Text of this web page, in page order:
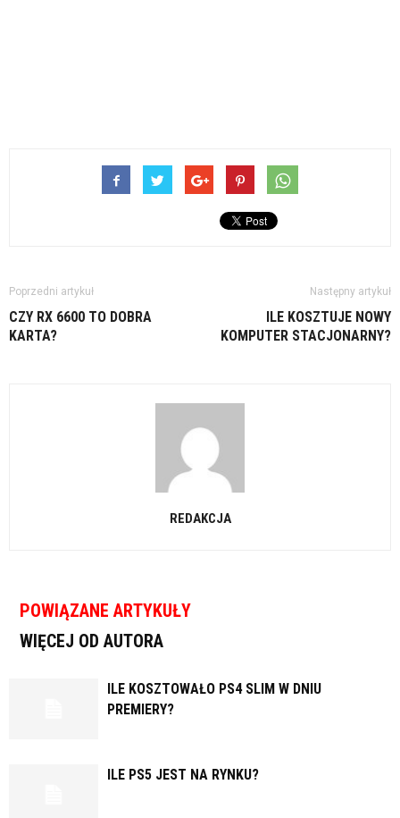
Poprzedni artykuł
CZY RX 6600 TO DOBRA
KARTA?
Następny artykuł
ILE KOSZTUJE NOWY
KOMPUTER STACJONARNY?
REDAKCJA
POWIĄZANE ARTYKUŁY
WIĘCEJ OD AUTORA
ILE KOSZTOWAŁO PS4 SLIM W DNIU
PREMIERY?
ILE PS5 JEST NA RYNKU?